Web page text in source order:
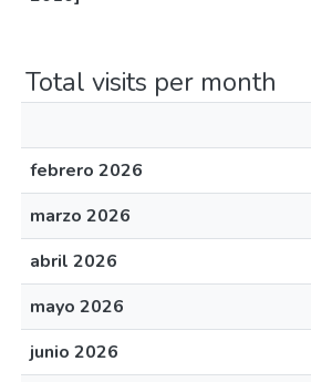
Total visits per month
febrero 2026
marzo 2026
abril 2026
mayo 2026
junio 2026